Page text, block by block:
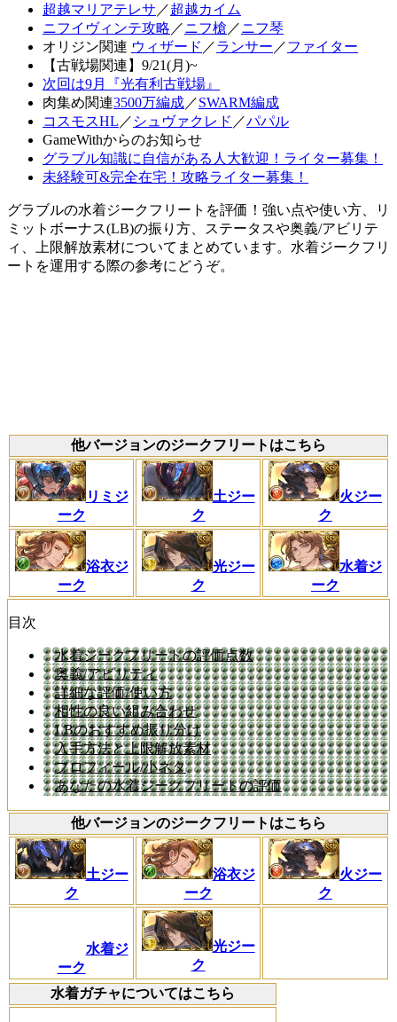
超越マリアテレサ ／超越カイム
ニフイヴィンテ攻略 ／ニフ槍 ／ニフ琴
オリジン関連 ウィザード ／ランサー ／ファイター
【古戦場関連】9/21(月)~
次回は9月『光有利古戦場』
肉集め関連3500万編成／SWARM編成
コスモスHL ／ シュヴァクレド ／パパル
GameWithからのお知らせ
グラブル知識に自信がある人大歓迎！ライター募集！
未経験可&完全在宅！攻略ライター募集！
グラブルの水着ジークフリートを評価！強い点や使い方、リ
ミットボーナス(LB)の振り方、ステータスや奥義/アビリテ
ィ、上限解放素材についてまとめています。水着ジークフリ
ートを運用する際の参考にどうぞ。
他バージョンのジークフリートはこちら
リミジ
ーク
土ジー
ク
火ジー
ク
浴衣ジ
ーク
光ジー
ク
水着ジ
ーク
目次
水着ジークフリートの評価点数
奥義/アビリティ
詳細な評価/使い方
相性の良い組み合わせ
LBのおすすめ振り分け
入手方法と上限解放素材
プロフィール/小ネタ
あなたの水着ジークフリートの評価
他バージョンのジークフリートはこちら
土ジー
ク
浴衣ジ
ーク
火ジー
ク
水着ジ
ーク
光ジー
ク
水着ガチャについてはこちら